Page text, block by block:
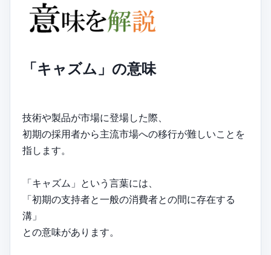
「キャズム」の意味
技術や製品が市場に登場した際、
初期の採用者から主流市場への移行が難しいことを
指します。
「キャズム」という言葉には、
「初期の支持者と一般の消費者との間に存在する
溝」
との意味があります。